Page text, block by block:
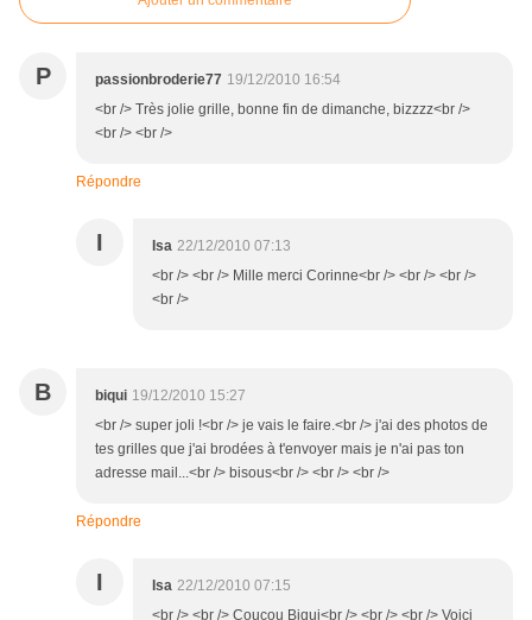
P passionbroderie77 19/12/2010 16:54
<br /> Très jolie grille, bonne fin de dimanche, bizzzz<br />
<br /> <br />
Répondre
I Isa 22/12/2010 07:13
<br /> <br /> Mille merci Corinne<br /> <br /> <br />
<br />
B biqui 19/12/2010 15:27
<br /> super joli !<br /> je vais le faire.<br /> j'ai des photos de
tes grilles que j'ai brodées à t'envoyer mais je n'ai pas ton
adresse mail...<br /> bisous<br /> <br /> <br />
Répondre
I Isa 22/12/2010 07:15
<br /> <br /> Coucou Biqui<br /> <br /> <br /> Voici